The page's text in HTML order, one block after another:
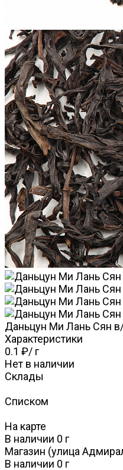
Даньцун Ми Лань Сян
Характеристики
0.1 ₽/ г
Нет в наличии
Склады
Списком
На карте
В наличии 0 г
Магазин (улица
В наличии 0 г